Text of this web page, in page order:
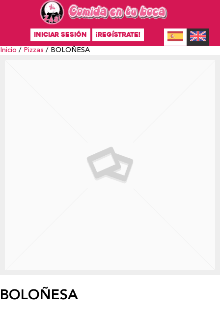
INICIAR SESIÓN ¡REGÍSTRATE!
Inicio / Pizzas / BOLOÑESA
BOLOÑESA